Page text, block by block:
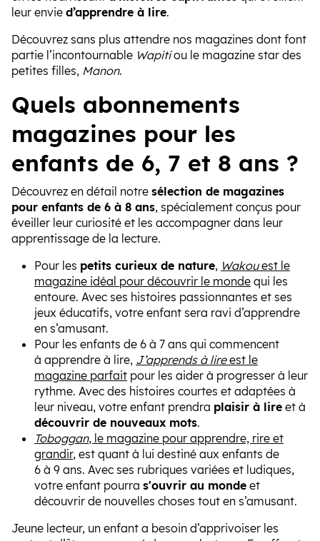
leur envie d’apprendre à lire.
Découvrez sans plus attendre nos magazines dont font
partie l’incontournable Wapitiou le magazine star des
petites filles, Manon.
Quels abonnements
magazines pour les
enfants de 6, 7 et 8 ans ?
Découvrez en détail notre sélection de magazines
pour enfants de 6 à 8 ans, spécialement conçus pour
éveiller leur curiosité et les accompagner dans leur
apprentissage de la lecture.
Pour les petits curieux de nature, Wakouest le
magazine idéal pour découvrir le monde qui les
entoure. Avec ses histoires passionnantes et ses
jeux éducatifs, votre enfant sera ravi d’apprendre
en s’amusant.
Pour les enfants de 6 à 7 ans qui commencent
à apprendre à lire, J’apprends à lireest le
magazine parfait pour les aider à progresser à leur
rythme. Avec des histoires courtes et adaptées à
leur niveau, votre enfant prendra plaisir à lire et à
découvrir de nouveaux mots.
Toboggan, le magazine pour apprendre, rire et
grandir, est quant à lui destiné aux enfants de
6 à 9 ans. Avec ses rubriques variées et ludiques,
votre enfant pourra s'ouvrir au monde et
découvrir de nouvelles choses tout en s’amusant.
Jeune lecteur, un enfant a besoin d’apprivoiser les